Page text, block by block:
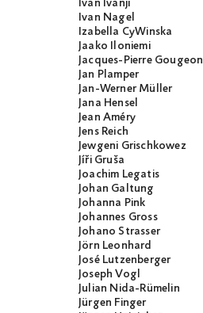
Ivan Ivanji
Ivan Nagel
Izabella CyWinska
Jaako Iloniemi
Jacques-Pierre Gougeon
Jan Plamper
Jan-Werner Müller
Jana Hensel
Jean Améry
Jens Reich
Jewgeni Grischkowez
Jíři Gruša
Joachim Legatis
Johan Galtung
Johanna Pink
Johannes Gross
Johano Strasser
Jörn Leonhard
José Lutzenberger
Joseph Vogl
Julian Nida-Rümelin
Jürgen Finger